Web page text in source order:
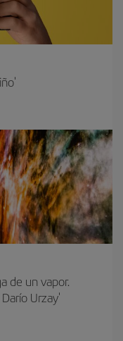
de un vapor.
Urzay'